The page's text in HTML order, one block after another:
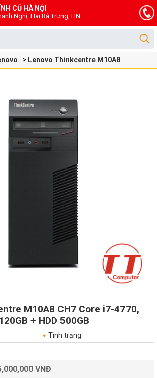
CŨ HÀ NỘI
Nghị, Hai Bà Trưng, HN
Lenovo Thinkcentre M10A8
M10A8 CH7 Core i7-4770,
+ HDD 500GB
Tình trạng:
VNĐ